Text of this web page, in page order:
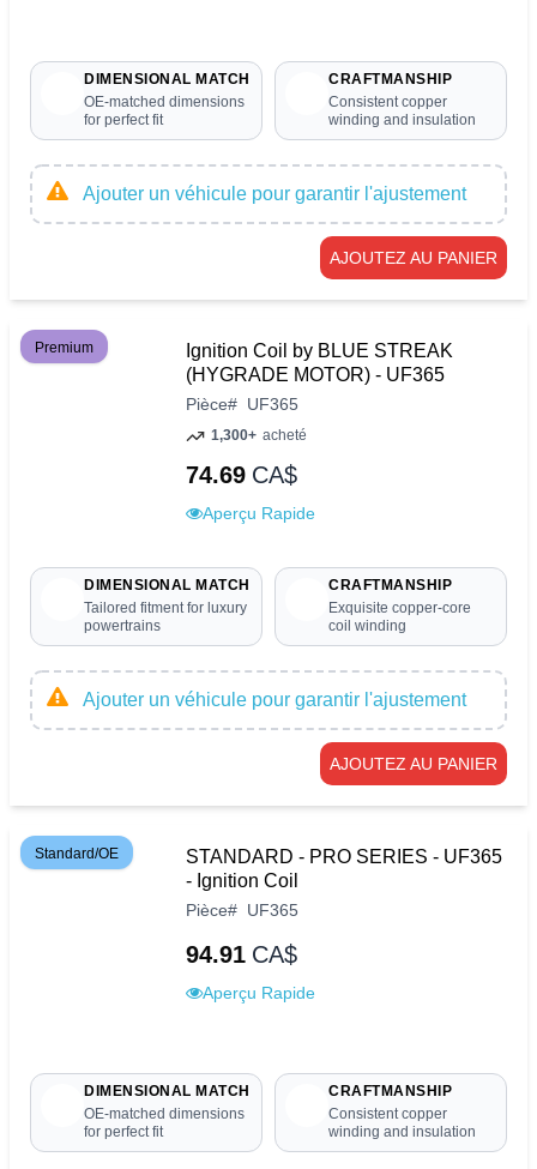
DIMENSIONAL MATCH
OE-matched dimensions
for perfect fit
CRAFTMANSHIP
Consistent copper
winding and insulation
Ajouter un véhicule pour garantir l'ajustement
AJOUTEZ AU PANIER
Premium
Ignition Coil by BLUE STREAK
(HYGRADE MOTOR) - UF365
Pièce# UF365
1,300+ acheté
74.69 CA$
Aperçu Rapide
DIMENSIONAL MATCH
Tailored fitment for luxury
powertrains
CRAFTMANSHIP
Exquisite copper-core
coil winding
Ajouter un véhicule pour garantir l'ajustement
AJOUTEZ AU PANIER
Standard/OE
STANDARD - PRO SERIES - UF365
- Ignition Coil
Pièce# UF365
94.91 CA$
Aperçu Rapide
DIMENSIONAL MATCH
OE-matched dimensions
for perfect fit
CRAFTMANSHIP
Consistent copper
winding and insulation